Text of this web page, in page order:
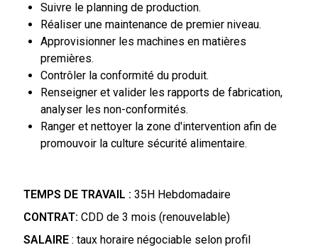
Suivre le planning de production.
Réaliser une maintenance de premier niveau.
Approvisionner les machines en matières
premières.
Contrôler la conformité du produit.
Renseigner et valider les rapports de fabrication,
analyser les non-conformités.
Ranger et nettoyer la zone d'intervention afin de
promouvoir la culture sécurité alimentaire.
TEMPS DE TRAVAIL : 35H Hebdomadaire
CONTRAT: CDD de 3 mois (renouvelable)
SALAIRE : taux horaire négociable selon profil